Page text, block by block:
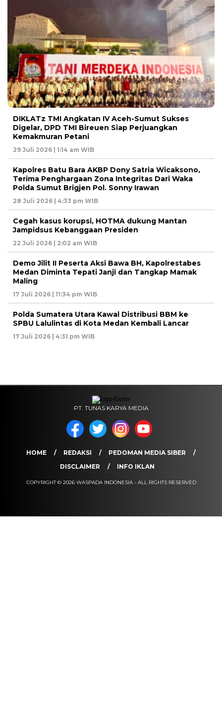
DIKLATz TMI Angkatan IV Aceh-Sumut Sukses
Digelar, DPD TMI Bireuen Siap Perjuangkan
Kemakmuran Petani
29 Juli 2026 | 1:14 am WIB
Kapolres Batu Bara AKBP Dony Satria Wicaksono,
Terima Penghargaan Zona Integritas Dari Waka
Polda Sumut Brigjen Pol. Sonny Irawan
28 Juli 2026 | 4:33 pm WIB
Cegah kasus korupsi, HOTMA dukung Mantan
Jampidsus Kebanggaan Presiden
22 Juli 2026 | 2:02 am WIB
Demo Jilit II Peserta Aksi Bawa BH, Kapolrestabes
Medan Diminta Tepati Janji dan Tangkap Mamak
Maling
17 Juli 2026 | 11:34 pm WIB
Polda Sumatera Utara Kawal Distribusi BBM ke
SPBU Lalulintas di Kota Medan Kembali Lancar
17 Juli 2026 | 4:31 pm WIB
PT. TUNAS KARYA MEDIA
HOME REDAKSI
PEDOMAN MEDIA SIBER
DISCLAIMER
INFO IKLAN
COPYRIGHT © 2026 WASPADA INDONESIA - ALL RIGHTS RESERVED